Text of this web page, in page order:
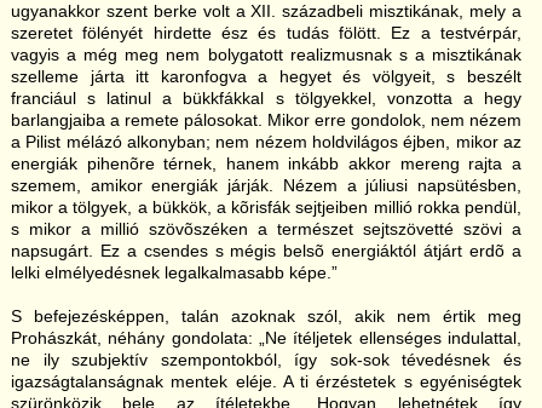
ugyanakkor szent berke volt a XII. századbeli misztikának, mely a
szeretet fölényét hirdette ész és tudás fölött. Ez a testvérpár,
vagyis a még meg nem bolygatott realizmusnak s a misztikának
szelleme járta itt karonfogva a hegyet és völgyeit, s beszélt
franciául s latinul a bükkfákkal s tölgyekkel, vonzotta a hegy
barlangjaiba a remete pálosokat. Mikor erre gondolok, nem nézem
a Pilist mélázó alkonyban; nem nézem holdvilágos éjben, mikor az
energiák pihenõre térnek, hanem inkább akkor mereng rajta a
szemem, amikor energiák járják. Nézem a júliusi napsütésben,
mikor a tölgyek, a bükkök, a kõrisfák sejtjeiben millió rokka pendül,
s mikor a millió szövõszéken a természet sejtszövetté szövi a
napsugárt. Ez a csendes s mégis belsõ energiáktól átjárt erdõ a
lelki elmélyedésnek legalkalmasabb képe.”
S befejezésképpen, talán azoknak szól, akik nem értik meg
Prohászkát, néhány gondolata: „Ne ítéljetek ellenséges indulattal,
ne ily szubjektív szempontokból, így sok-sok tévedésnek és
igazságtalanságnak mentek eléje. A ti érzéstetek s egyéniségtek
szürönközik bele az ítéletekbe. Hogyan lehetnétek így